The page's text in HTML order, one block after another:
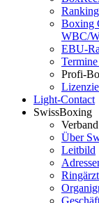
Boxing
WBC/
EBU-
Profi-
Light-Contact
SwissBoxing
Verband
Über
Leitbild